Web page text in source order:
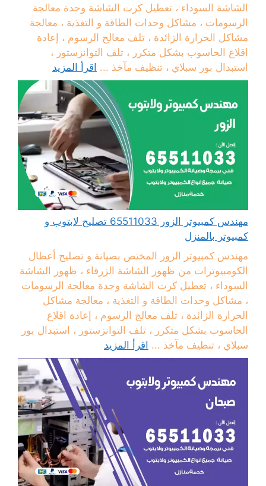
الشاشة السوداء ، تعطيل كرت الشاشة وحدة معالجة
الرسومات ، مشاكل وحدات الطاقة و التغذية ، معالجة
مشاكل الحرارة الزائدة ، تلف معالج الرسوم ، إعادة
اقلاع الحاسوب بشكل متكرر ، تلف التوانزستور ،
استبدال بور سبلاي ، تنظيف مآخذ ... اقرأ المزيد
مهندس كمبيوتر الزور 65511033 تصليح لابتوب و
كمبيوتر بالمنزل
مهندس كمبيوتر الزور المختص بصيانة و تصليح أعطال
الكومبيوترات من ظهور الشاشة الزرقاء ، ظهور الشاشة
السوداء ، تعطيل كرت الشاشة وحدة معالجة الرسومات
، مشاكل وحدات الطاقة و التغذية ، معالجة مشاكل
الحرارة الزائدة ، تلف معالج الرسوم ، إعادة اقلاع
الحاسوب بشكل متكرر ، تلف التوانزستور ، استبدال بور
سبلاي ، تنظيف مآخذ ... اقرأ المزيد